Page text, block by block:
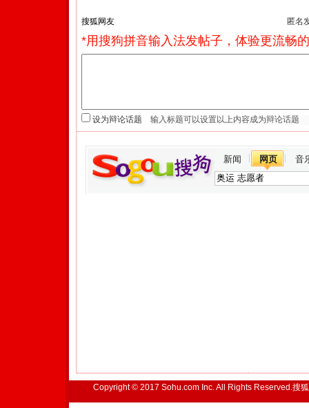
匿名
*用搜狗拼音输入法发帖子，体验更流畅
设为辩论话题
新闻 网页 音
Copyright © 2017 Sohu.com Inc. All Rights Reserved.搜